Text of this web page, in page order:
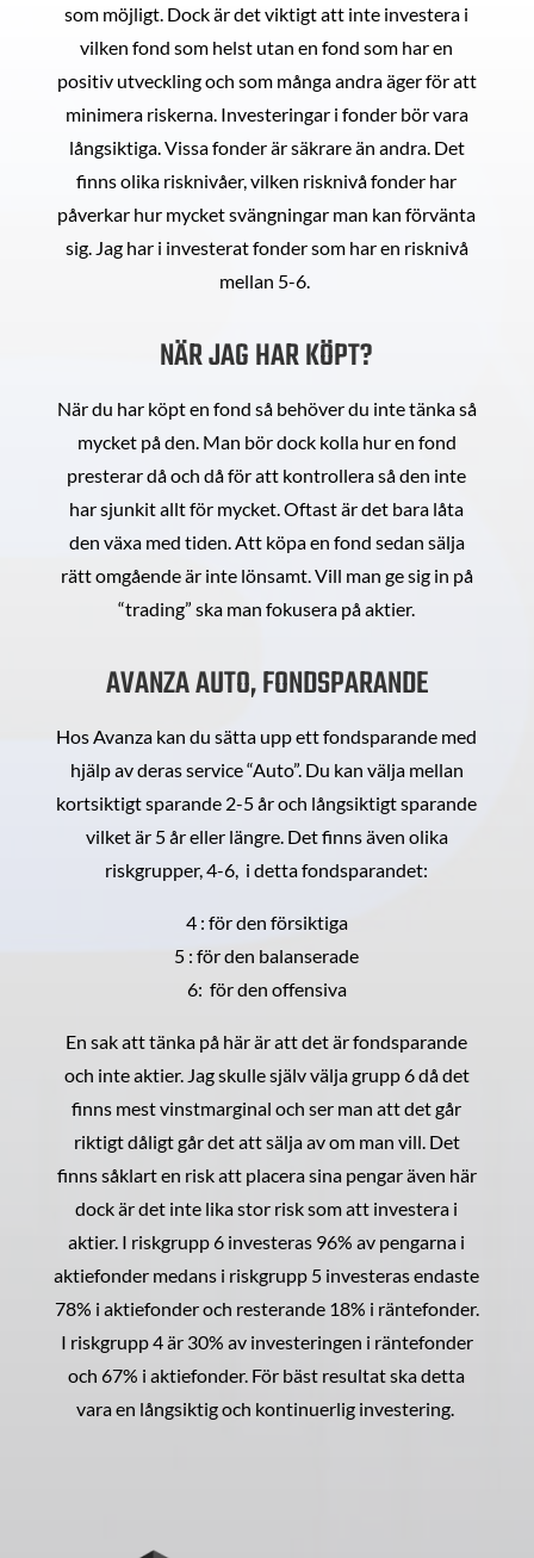
som möjligt. Dock är det viktigt att inte investera i
vilken fond som helst utan en fond som har en
positiv utveckling och som många andra äger för att
minimera riskerna. Investeringar i fonder bör vara
långsiktiga. Vissa fonder är säkrare än andra. Det
finns olika risknivåer, vilken risknivå fonder har
påverkar hur mycket svängningar man kan förvänta
sig. Jag har i investerat fonder som har en risknivå
mellan 5-6.
NÄR JAG HAR KÖPT?
När du har köpt en fond så behöver du inte tänka så
mycket på den. Man bör dock kolla hur en fond
presterar då och då för att kontrollera så den inte
har sjunkit allt för mycket. Oftast är det bara låta
den växa med tiden. Att köpa en fond sedan sälja
rätt omgående är inte lönsamt. Vill man ge sig in på
“trading” ska man fokusera på aktier.
AVANZA AUTO, FONDSPARANDE
Hos Avanza kan du sätta upp ett fondsparande med
hjälp av deras service “Auto”. Du kan välja mellan
kortsiktigt sparande 2-5 år och långsiktigt sparande
vilket är 5 år eller längre. Det finns även olika
riskgrupper, 4-6, i detta fondsparandet:
4 : för den försiktiga
5 : för den balanserade
6: för den offensiva
En sak att tänka på här är att det är fondsparande
och inte aktier. Jag skulle själv välja grupp 6 då det
finns mest vinstmarginal och ser man att det går
riktigt dåligt går det att sälja av om man vill. Det
finns såklart en risk att placera sina pengar även här
dock är det inte lika stor risk som att investera i
aktier. I riskgrupp 6 investeras 96% av pengarna i
aktiefonder medans i riskgrupp 5 investeras endaste
78% i aktiefonder och resterande 18% i räntefonder.
I riskgrupp 4 är 30% av investeringen i räntefonder
och 67% i aktiefonder. För bäst resultat ska detta
vara en långsiktig och kontinuerlig investering.